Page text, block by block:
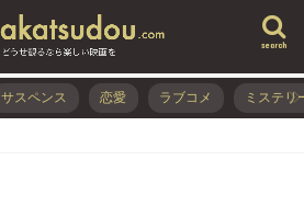
search
サスペンス 恋愛 ラブコメ ミステリ